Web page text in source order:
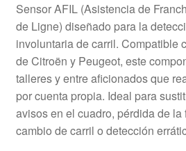
Sensor AFIL (Asistencia de
de Ligne) diseñado para la
involuntaria de carril. Compatible
de Citroën y Peugeot, este
talleres y entre aficionados que
por cuenta propia. Ideal para
avisos en el cuadro, pérdida de
cambio de carril o detección